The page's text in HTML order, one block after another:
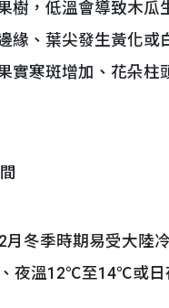
，低溫會導致木瓜
緣、葉尖發生黃化
實寒斑增加、花朵
季時期易受大陸冷
夜溫12℃至14℃或日